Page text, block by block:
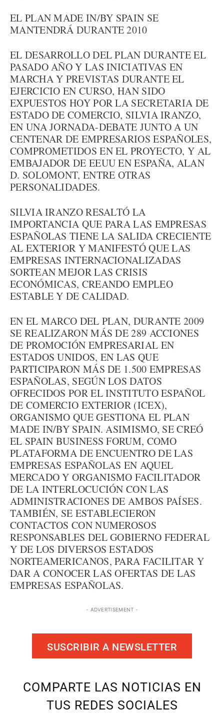
EL PLAN MADE IN/BY SPAIN SE
MANTENDRÁ DURANTE 2010
EL DESARROLLO DEL PLAN DURANTE EL
PASADO AÑO Y LAS INICIATIVAS EN
MARCHA Y PREVISTAS DURANTE EL
EJERCICIO EN CURSO, HAN SIDO
EXPUESTOS HOY POR LA SECRETARIA DE
ESTADO DE COMERCIO, SILVIA IRANZO,
EN UNA JORNADA-DEBATE JUNTO A UN
CENTENAR DE EMPRESARIOS ESPAÑOLES,
COMPROMETIDOS EN EL PROYECTO, Y AL
EMBAJADOR DE EEUU EN ESPAÑA, ALAN
D. SOLOMONT, ENTRE OTRAS
PERSONALIDADES.
SILVIA IRANZO RESALTÓ LA
IMPORTANCIA QUE PARA LAS EMPRESAS
ESPAÑOLAS TIENE LA SALIDA CRECIENTE
AL EXTERIOR Y MANIFESTÓ QUE LAS
EMPRESAS INTERNACIONALIZADAS
SORTEAN MEJOR LAS CRISIS
ECONÓMICAS, CREANDO EMPLEO
ESTABLE Y DE CALIDAD.
EN EL MARCO DEL PLAN, DURANTE 2009
SE REALIZARON MÁS DE 289 ACCIONES
DE PROMOCIÓN EMPRESARIAL EN
ESTADOS UNIDOS, EN LAS QUE
PARTICIPARON MÁS DE 1.500 EMPRESAS
ESPAÑOLAS, SEGÚN LOS DATOS
OFRECIDOS POR EL INSTITUTO ESPAÑOL
DE COMERCIO EXTERIOR (ICEX),
ORGANISMO QUE GESTIONA EL PLAN
MADE IN/BY SPAIN. ASIMISMO, SE CREÓ
EL SPAIN BUSINESS FORUM, COMO
PLATAFORMA DE ENCUENTRO DE LAS
EMPRESAS ESPAÑOLAS EN AQUEL
MERCADO Y ORGANISMO FACILITADOR
DE LA INTERLOCUCIÓN CON LAS
ADMINISTRACIONES DE AMBOS PAÍSES.
TAMBIÉN, SE ESTABLECIERON
CONTACTOS CON NUMEROSOS
RESPONSABLES DEL GOBIERNO FEDERAL
Y DE LOS DIVERSOS ESTADOS
NORTEAMERICANOS, PARA FACILITAR Y
DAR A CONOCER LAS OFERTAS DE LAS
EMPRESAS ESPAÑOLAS.
- ADVERTISEMENT -
SUSCRIBIR A NEWSLETTER
COMPARTE LAS NOTICIAS EN
TUS REDES SOCIALES